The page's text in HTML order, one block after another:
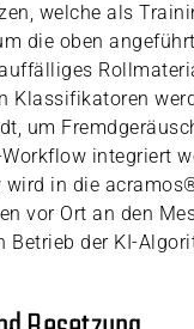
welche als
die oben
Klassifikatoren
um
integriert
wird in die
vor Ort an den
Betrieb der KI-